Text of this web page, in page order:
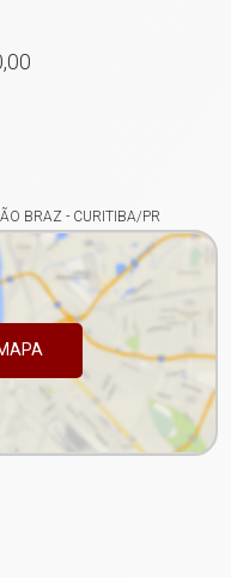
BRAZ - CURITIBA/PR